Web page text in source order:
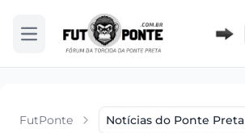
Abrir menu
FutPonte Notícias do Ponte Preta